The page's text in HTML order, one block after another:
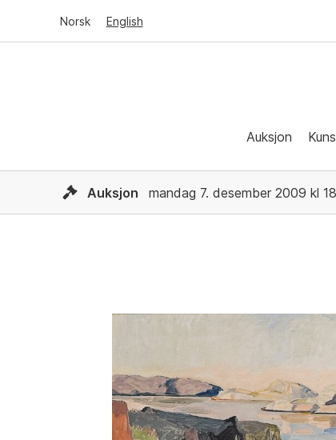
Norsk English
Auksjon
Auksjon mandag 7. desember 2009 kl